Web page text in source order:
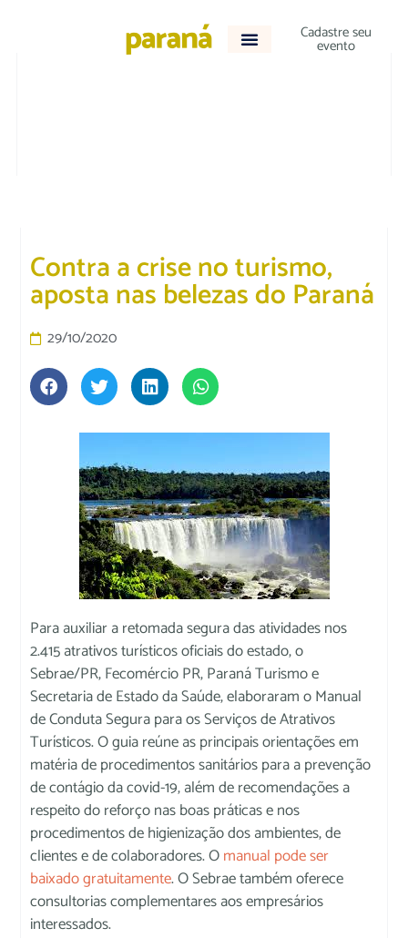
Cadastre seu
evento
Contra a crise no turismo,
aposta nas belezas do Paraná
29/10/2020
Para auxiliar a retomada segura das atividades nos
2.415 atrativos turísticos oficiais do estado, o
Sebrae/PR, Fecomércio PR, Paraná Turismo e
Secretaria de Estado da Saúde, elaboraram o Manual
de Conduta Segura para os Serviços de Atrativos
Turísticos. O guia reúne as principais orientações em
matéria de procedimentos sanitários para a prevenção
de contágio da covid-19, além de recomendações a
respeito do reforço nas boas práticas e nos
procedimentos de higienização dos ambientes, de
clientes e de colaboradores. Omanual pode ser
baixado gratuitamente. O Sebrae também oferece
consultorias complementares aos empresários
interessados.